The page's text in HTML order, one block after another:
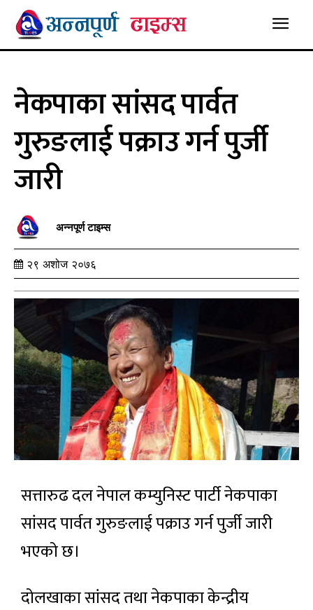
नेकपाका सांसद पार्वत
गुरुङलाई पक्राउ गर्न पुर्जी
जारी
अन्नपूर्ण टाइम्स
२९ अशोज २०७६
सत्तारुढ दल नेपाल कम्युनिस्ट पार्टी नेकपाका
सांसद पार्वत गुरुङलाई पक्राउ गर्न पुर्जी जारी
भएको छ।
दोलखाका सांसद तथा नेकपाका केन्द्रीय